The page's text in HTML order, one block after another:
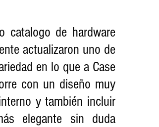
catalogo de hardware
actualizaron uno de
en lo que a Case
con un diseño muy
y también incluir
elegante sin duda